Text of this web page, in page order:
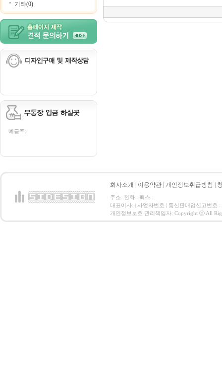
기타(0)
예금주:
회사소개 이용약관 개인정보취급방침
주소: 전화 : 팩스 :
대표이사: | 사업자번호 | 통신판매업신고번호 :
개인정보보호 관리책임자: Copyright ⓒ All